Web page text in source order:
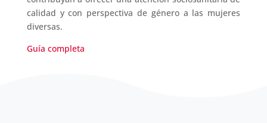
calidad y con perspectiva de género a las mujeres
diversas.
Guía completa